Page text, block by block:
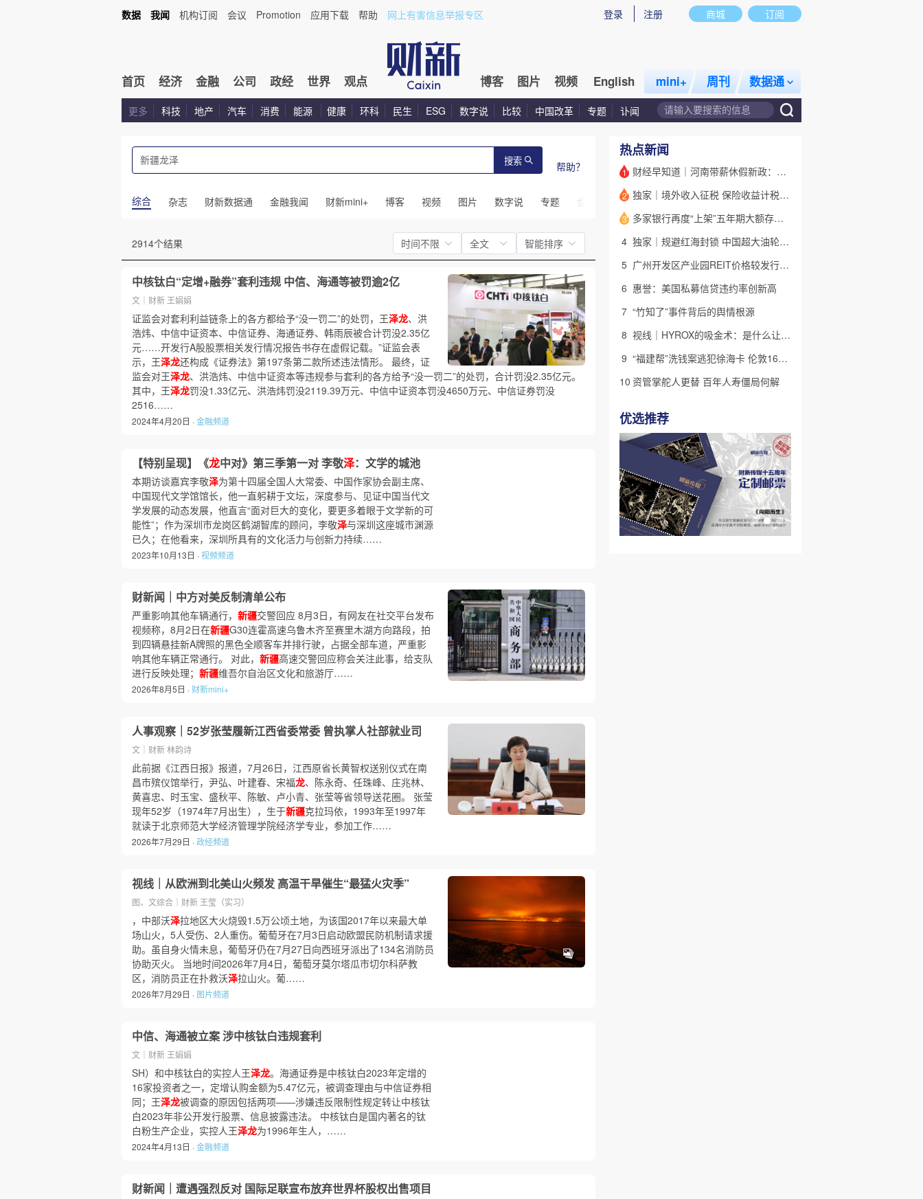
商城 订阅
登录 注册
数据 我闻 机构订阅 会议 Promotion 应用下载 帮助 网上有害信息举报专区
首页 经济 金融 公司 政经 世界 观点 博客 图片 视频 English mini+ 周刊 数据通
更多 科技 地产 汽车 消费 能源 健康 环科 民生 ESG 数字说 比较 中国改革 专题 讣闻
搜索 帮助？
综合 杂志 财新数据通 金融我闻 财新mini+ 博客 视频 图片 数字说 专题 会议 话题 特别呈现 私房课
2914个结果 时间不限 全文 智能排序
中核钛白“定增+融券”套利违规 中信、海通等被罚逾2亿
文｜财新 王娟娟
证监会对套利利益链条上的各方都给予“没一罚二”的处罚，王泽龙、洪
浩炜、中信中证资本、中信证券、海通证券、韩雨辰被合计罚没2.35亿
元……开发行A股股票相关发行情况报告书存在虚假记载。”证监会表
示，王泽龙还构成《证券法》第197条第二款所述违法情形。 最终，证
监会对王泽龙、洪浩炜、中信中证资本等违规参与套利的各方给予“没一罚二”的处罚，合计罚没2.35亿元。
其中，王泽龙罚没1.33亿元、洪浩炜罚没2119.39万元、中信中证资本罚没4650万元、中信证券罚没
2516……
2024年4月20日 ·金融频道
【特别呈现】《龙中对》第三季第一对 李敬泽：文学的城池
本期访谈嘉宾李敬泽为第十四届全国人大常委、中国作家协会副主席、
中国现代文学馆馆长，他一直躬耕于文坛，深度参与、见证中国当代文
学发展的动态发展，他直言“面对巨大的变化，要更多着眼于文学新的可
能性”；作为深圳市龙岗区鹤湖智库的顾问，李敬泽与深圳这座城市渊源
已久；在他看来，深圳所具有的文化活力与创新力持续……
2023年10月13日 ·视频频道
财新闻｜中方对美反制清单公布
严重影响其他车辆通行， 新疆交警回应 8月3日，有网友在社交平台发布
视频称，8月2日在新疆G30连霍高速乌鲁木齐至赛里木湖方向路段，拍
到四辆悬挂新A牌照的黑色全顺客车并排行驶，占据全部车道，严重影
响其他车辆正常通行。 对此， 新疆高速交警回应称会关注此事，给支队
进行反映处理； 新疆维吾尔自治区文化和旅游厅……
2026年8月5日 · 财新mini+
人事观察｜52岁张莹履新江西省委常委 曾执掌人社部就业司
文｜财新 林韵诗
此前据《江西日报》报道，7月26日，江西原省长黄智权送别仪式在南
昌市殡仪馆举行，尹弘、叶建春、宋福龙、陈永奇、任珠峰、庄兆林、
黄喜忠、时玉宝、盛秋平、陈敏、卢小青、张莹等省领导送花圈。 张莹
现年52岁（1974年7月出生），生于新疆克拉玛依，1993年至1997年
就读于北京师范大学经济管理学院经济学专业，参加工作……
2026年7月29日 ·政经频道
视线｜从欧洲到北美山火频发 高温干旱催生“最猛火灾季”
图、文综合｜财新 王莹（实习）
，中部沃泽拉地区大火烧毁1.5万公顷土地，为该国2017年以来最大单
场山火，5人受伤、2人重伤。葡萄牙在7月3日启动欧盟民防机制请求援
助。虽自身火情未息，葡萄牙仍在7月27日向西班牙派出了134名消防员
协助灭火。 当地时间2026年7月4日，葡萄牙莫尔塔瓜市切尔科萨教
区，消防员正在扑救沃泽拉山火。葡……
2026年7月29日 · 图片频道
中信、海通被立案 涉中核钛白违规套利
文｜财新 王娟娟
SH）和中核钛白的实控人王泽龙。海通证券是中核钛白2023年定增的
16家投资者之一，定增认购金额为5.47亿元，被调查理由与中信证券相
同；王泽龙被调查的原因包括两项——涉嫌违反限制性规定转让中核钛
白2023年非公开发行股票、信息披露违法。 中核钛白是国内著名的钛
白粉生产企业，实控人王泽龙为1996年生人，……
2024年4月13日 ·金融频道
财新闻｜遭遇强烈反对 国际足联宣布放弃世界杯股权出售项目
热点新闻
1 财经早知道｜河南带薪休假新政：领导干部带头，全员应休尽休
2 独家｜境外收入征税 保险收益计税详解
3
多家银行再度“上架”五年期大额存单 有何考量？(含视频)
4
独家｜规避红海封锁 中国超大油轮停靠埃及绕行非洲
5
广州开发区产业园REIT价格较发行价“腰斩” 底层资产出租率降至67%
6 惠誉：美国私募信贷违约率创新高
7 “竹知了”事件背后的舆情根源
8
视线｜HYROX的吸金术：是什么让中产们甘心“花钱找虐”？
9
“福建帮”洗钱案逃犯徐海卡 伦敦16套房拟被英国没收(含视频)
10 资管掌舵人更替 百年人寿僵局何解
优选推荐